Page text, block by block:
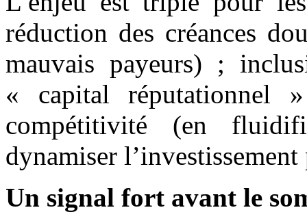
réduction des créances
mauvais payeurs) ;
« capital réputationnel
compétitivité (en
dynamiser
Un signal fort avant le